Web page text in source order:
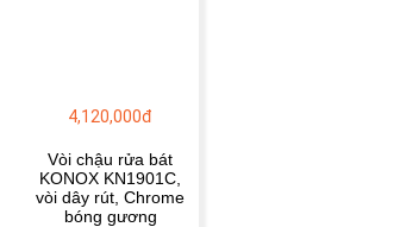
4,120,000đ
Vòi chậu rửa bát
KONOX KN1901C,
vòi dây rút, Chrome
bóng gương